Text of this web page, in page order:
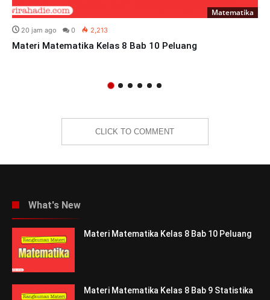
Matematika
20 jam ago 0 2,213
Materi Matematika Kelas 8 Bab 10 Peluang
CLICK TO COMMENT
What's New
Materi Matematika Kelas 8 Bab 10 Peluang
Materi Matematika Kelas 8 Bab 9 Statistika